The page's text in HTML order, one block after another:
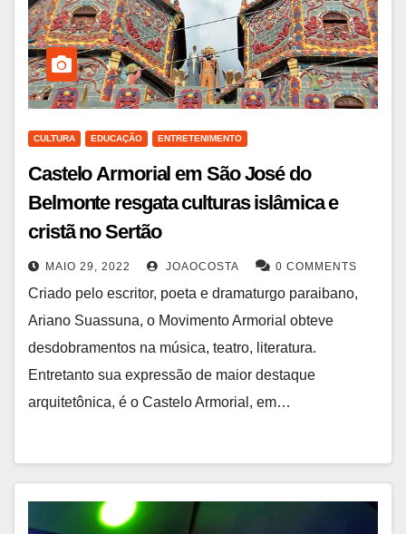
CULTURA EDUCAÇÃO ENTRETENIMENTO
Castelo Armorial em São José do
Belmonte resgata culturas islâmica e
cristã no Sertão
MAIO 29, 2022 JOAOCOSTA 0 COMMENTS
Criado pelo escritor, poeta e dramaturgo paraibano,
Ariano Suassuna, o Movimento Armorial obteve
desdobramentos na música, teatro, literatura.
Entretanto sua expressão de maior destaque
arquitetônica, é o Castelo Armorial, em…